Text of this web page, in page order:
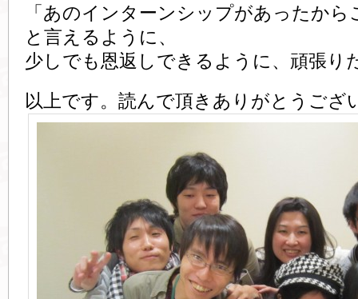
「あのインターンシップがあったか
と言えるように、
少しでも恩返しできるように、頑張り
以上です。読んで頂きありがとうござ